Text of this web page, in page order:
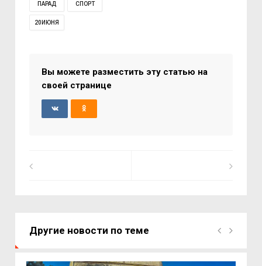
ПАРАД СПОРТ
20ИЮНЯ
Вы можете разместить эту статью на
своей странице
Другие новости по теме